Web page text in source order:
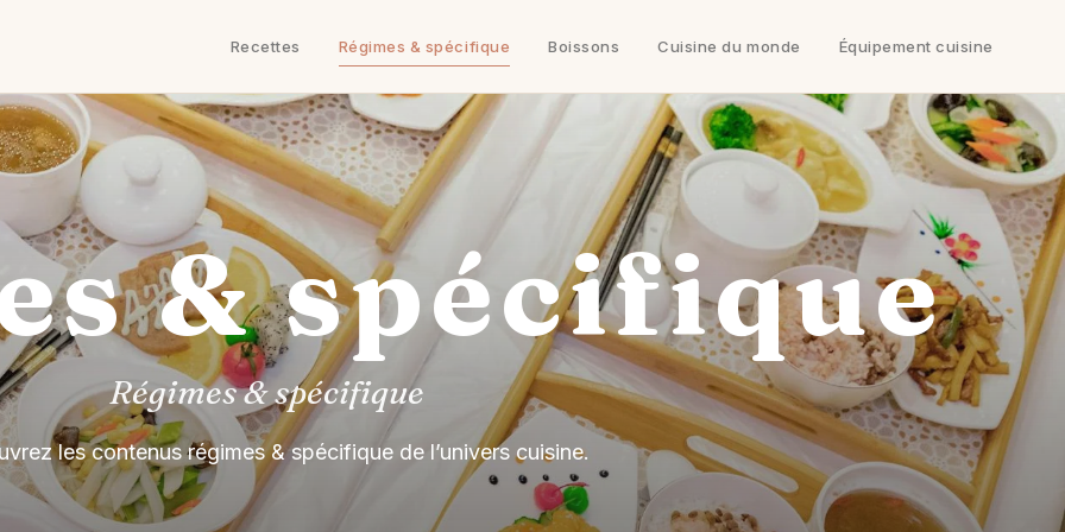
Recettes Régimes & spécifique Boissons Cuisine du monde Équipement cuisine
& spécifique
Régimes & spécifique
les contenus régimes & spécifique de l’univers cuisine.